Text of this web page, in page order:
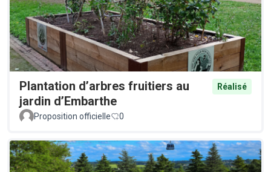
Plantation d’arbres fruitiers au
jardin d’Embarthe
Réalisé
Proposition officielle 0